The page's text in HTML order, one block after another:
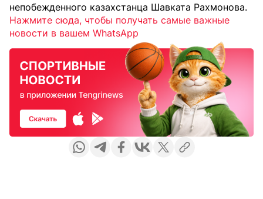
непобежденного казахстанца Шавката Рахмонова.
Нажмите сюда, чтобы получать самые важные
новости в вашем WhatsApp